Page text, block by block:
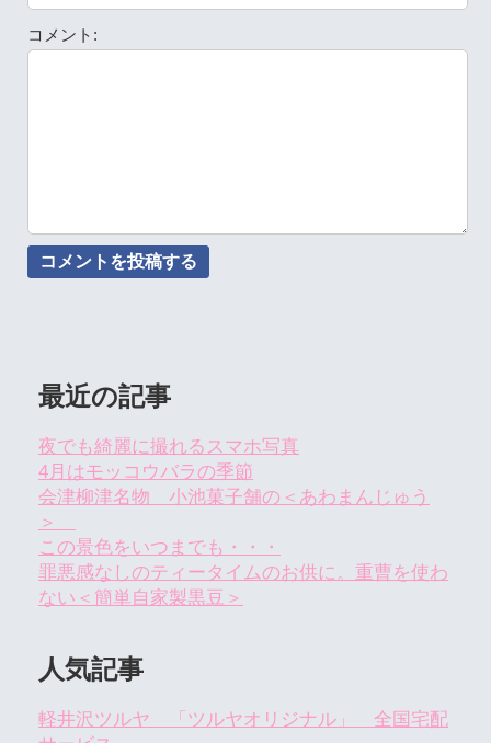
コメント:
最近の記事
夜でも綺麗に撮れるスマホ写真
4月はモッコウバラの季節
会津柳津名物 小池菓子舗の＜あわまんじゅう
＞
この景色をいつまでも・・・
罪悪感なしのティータイムのお供に。重曹を使わ
ない＜簡単自家製黒豆＞
人気記事
軽井沢ツルヤ 「ツルヤオリジナル」 全国宅配